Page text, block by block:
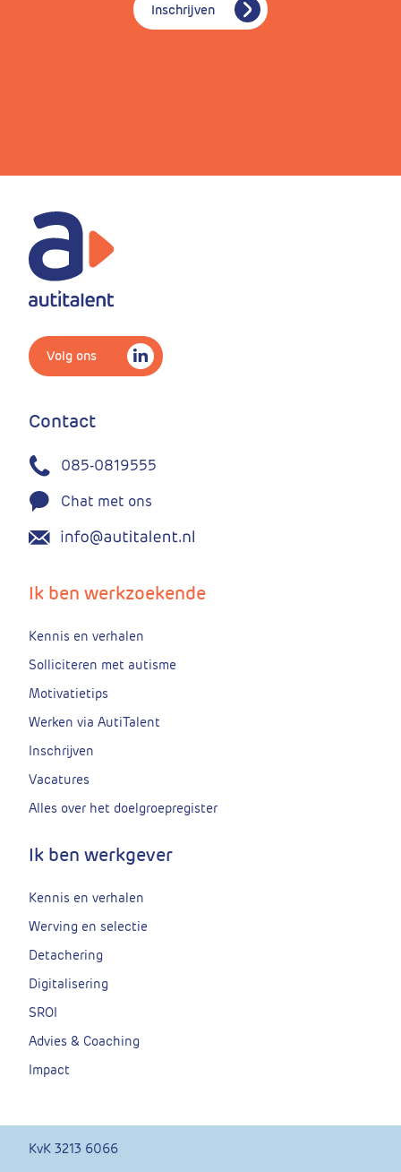
Inschrijven
Volg ons
Contact
085-0819555
Chat met ons
Ik ben werkzoekende
Kennis en verhalen
Solliciteren met autisme
Motivatietips
Werken via AutiTalent
Inschrijven
Vacatures
Alles over het doelgroepregister
Ik ben werkgever
Kennis en verhalen
Werving en selectie
Detachering
Digitalisering
SROI
Advies & Coaching
Impact
KvK 3213 6066